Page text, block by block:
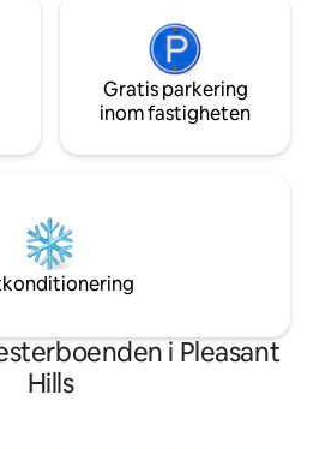
Gratis parkering
inom fastigheten
i Pleasant
Hills